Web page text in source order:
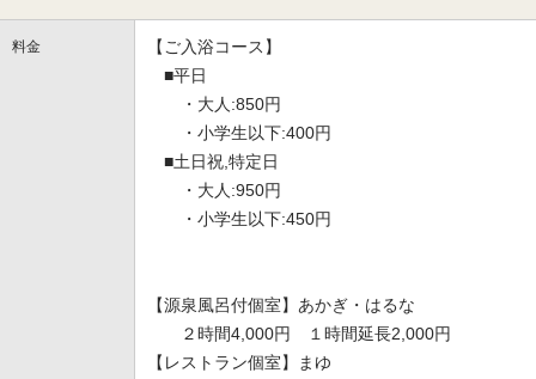
料金
【ご入浴コース】
■平日
・大人:850円
・小学生以下:400円
■土日祝,特定日
・大人:950円
・小学生以下:450円
【源泉風呂付個室】あかぎ・はるな
２時間4,000円 １時間延長2,000円
【レストラン個室】まゆ